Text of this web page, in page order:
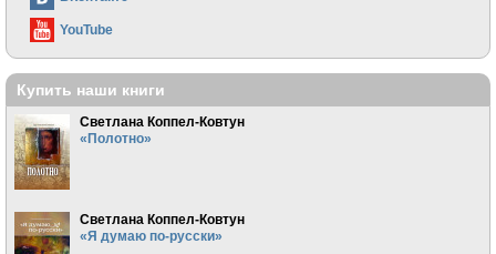
YouTube
Купить наши книги
Светлана Коппел-Ковтун
«Полотно»
Светлана Коппел-Ковтун
«Я думаю по-русски»